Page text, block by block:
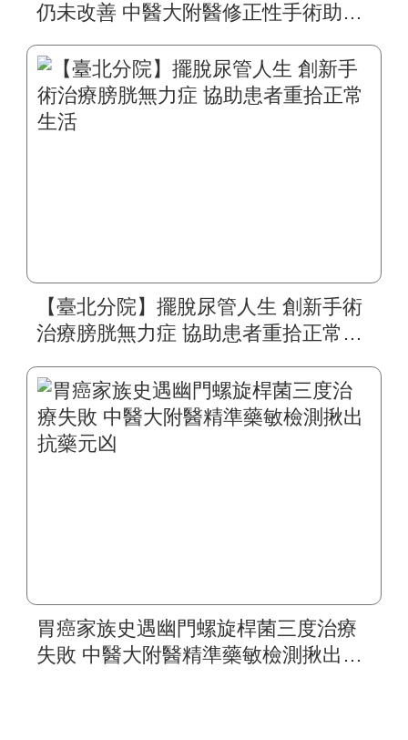
仍未改善 中醫大附醫修正性手術助四
【臺北分院】擺脫尿管人生 創新手術
治療膀胱無力症 協助患者重拾正常生
胃癌家族史遇幽門螺旋桿菌三度治療
失敗 中醫大附醫精準藥敏檢測揪出抗